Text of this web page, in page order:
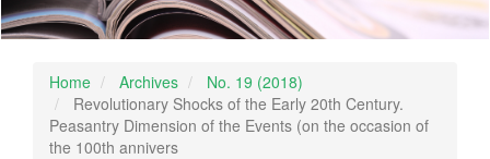
Home Archives
No. 19 (2018)
Revolutionary Shocks of the Early 20th Century.
Peasantry Dimension of the Events (on the occasion of
the 100th annivers